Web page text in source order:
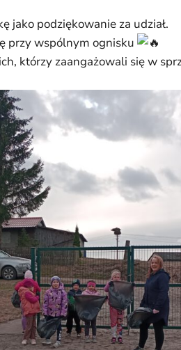
jako podziękowanie za udział.
przy wspólnym ognisku
którzy zaangażowali się w